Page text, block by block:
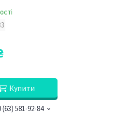
Купити
(63) 581-92-84